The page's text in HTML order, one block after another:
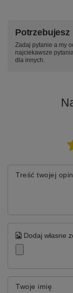
Zadaj pytanie a my
najciekawsze
dla innych.
Treść twojej
Dodaj własne
Twoje imię